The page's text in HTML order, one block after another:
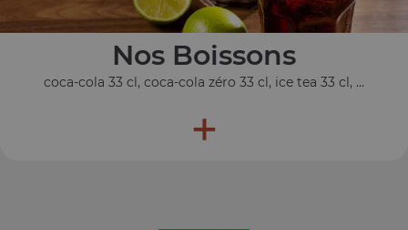
Nos Boissons
coca-cola 33 cl, coca-cola zéro 33 cl, ice tea 33 cl, ...
+